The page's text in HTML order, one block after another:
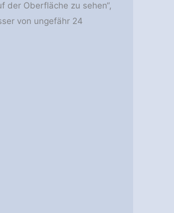
der Oberfläche zu sehen“,
von ungefähr 24